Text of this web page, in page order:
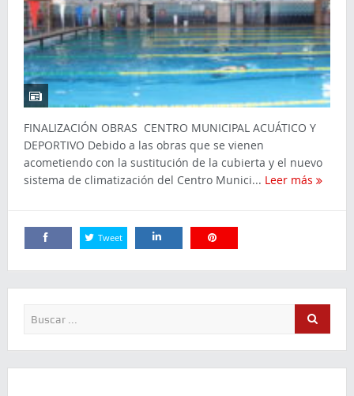
FINALIZACIÓN OBRAS CENTRO MUNICIPAL ACUÁTICO Y
DEPORTIVO Debido a las obras que se vienen
acometiendo con la sustitución de la cubierta y el nuevo
sistema de climatización del Centro Munici... Leer más
Tweet